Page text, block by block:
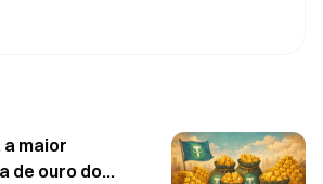
“Taste Is All That's Left”,
se aproximar de zero,
o que valia a pena; agora que o
o único filtro que resta é o “bom
maior
de ouro do